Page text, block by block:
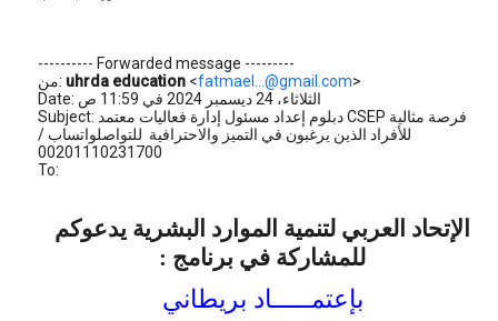
---------- Forwarded message ---------
من: uhrda education <fatmael...@gmail.com>
‪Subject: دبلوم إعداد مسئول إدارة فعاليات معتمد CSEP فرصة مثالية
للأفراد الذين يرغبون في التميز والاحترافية للتواصلواتساب /
To:
الإتحاد العربي لتنمية الموارد البشرية يدعوكم
للمشاركة في برنامج :
بإعتمـــــاد بريطاني